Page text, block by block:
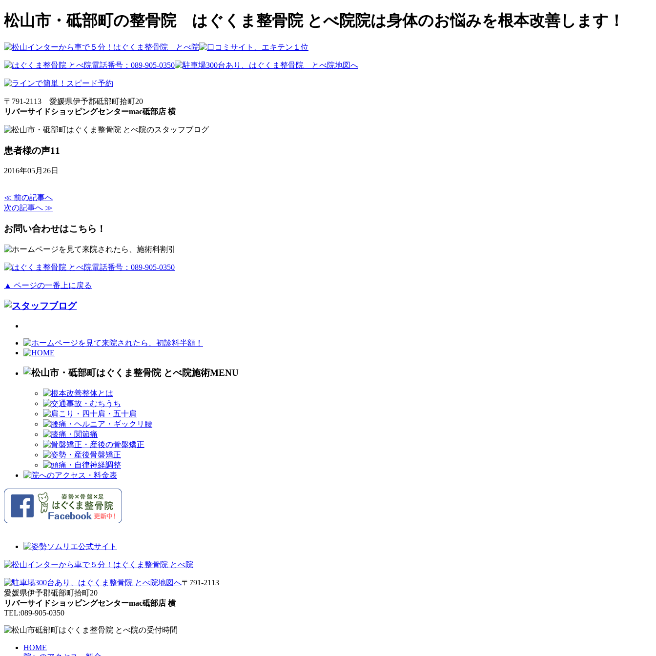
松山市・砥部町の整骨院 はぐくま整骨院 とべ院院は身体のお悩みを根本改善します！
〒791-2113 愛媛県伊予郡砥部町拾町20
リバーサイドショッピングセンターmac砥部店 横
患者様の声11
2016年05月26日
≪ 前の記事へ
次の記事へ ≫
お問い合わせはこちら！
▲ ページの一番上に戻る
〒791-2113
愛媛県伊予郡砥部町拾町20
リバーサイドショッピングセンターmac砥部店 横
TEL:089-905-0350
HOME